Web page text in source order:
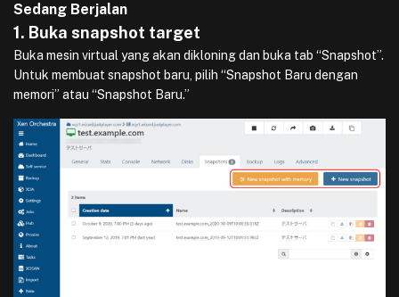
Sedang Berjalan
1. Buka snapshot target
Buka mesin virtual yang akan dikloning dan buka tab “Snapshot”.
Untuk membuat snapshot baru, pilih “Snapshot Baru dengan
memori” atau “Snapshot Baru.”